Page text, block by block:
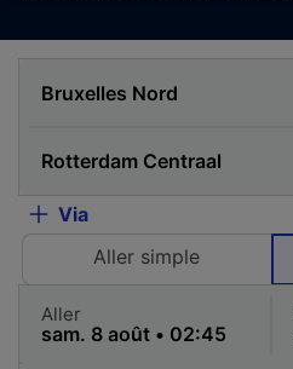
Via
Aller simple
Aller